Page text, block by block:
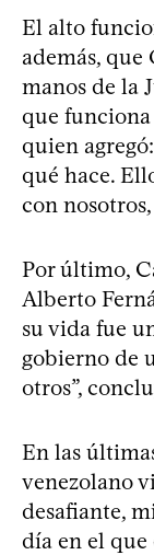
El alto
además, que
manos de la
que
quien
qué hace.
con
Por último,
Alberto
su vida fue
gobierno de
otros”,
En las
venezolano
desafiante,
día en el